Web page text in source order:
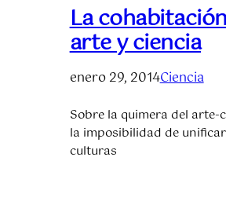
La
arte y ciencia
enero 29, 2014Ciencia
Sobre la quimera del arte-
la imposibilidad de
culturas